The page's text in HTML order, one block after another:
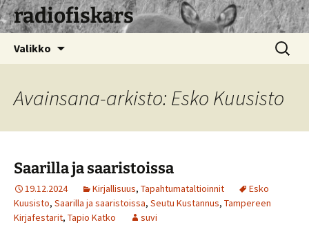
radiofiskars
Valikko Haku:
Avainsana-arkisto: Esko Kuusisto
Saarilla ja saaristoissa
19.12.2024 Kirjallisuus, Tapahtumataltioinnit
Esko
Kuusisto, Saarilla ja saaristoissa, Seutu Kustannus, Tampereen
Kirjafestarit, Tapio Katko suvi